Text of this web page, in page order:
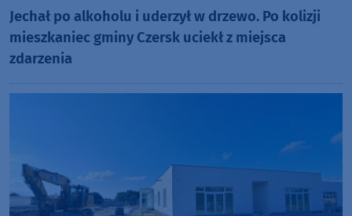
Jechał po alkoholu i uderzył w drzewo. Po kolizji
mieszkaniec gminy Czersk uciekł z miejsca
zdarzenia